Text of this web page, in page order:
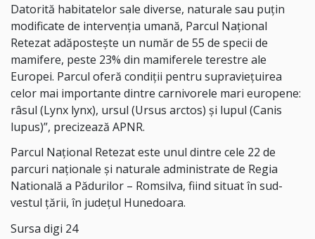
Datorită habitatelor sale diverse, naturale sau puţin
modificate de intervenţia umană, Parcul Naţional
Retezat adăposteşte un număr de 55 de specii de
mamifere, peste 23% din mamiferele terestre ale
Europei. Parcul oferă condiţii pentru supravieţuirea
celor mai importante dintre carnivorele mari europene:
râsul (Lynx lynx), ursul (Ursus arctos) şi lupul (Canis
lupus)”, precizează APNR.
Parcul Naţional Retezat este unul dintre cele 22 de
parcuri naţionale şi naturale administrate de Regia
Natională a Pădurilor – Romsilva, fiind situat în sud-
vestul ţării, în judeţul Hunedoara.
Sursa digi 24